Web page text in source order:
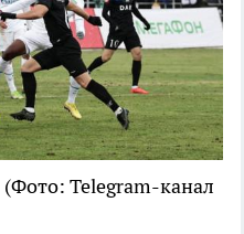
(Фото: Telegram-канал